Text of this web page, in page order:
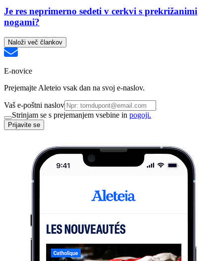
Je res neprimerno sedeti v cerkvi s prekrižanimi
nogami?
Naloži več člankov
E-novice
Prejemajte Aleteio vsak dan na svoj e-naslov.
Vaš e-poštni naslov
Strinjam se s prejemanjem vsebine in pogoji.
Prijavite se